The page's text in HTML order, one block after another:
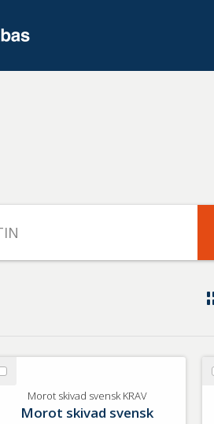
Välj
Morot
skivad
Morot skivad svensk KRAV
Morot skivad svensk